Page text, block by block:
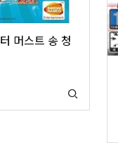
머스트 송 청